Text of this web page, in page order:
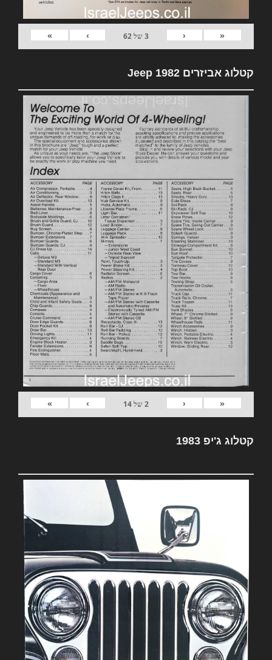
«
‹
3של62
›
»
קטלוג אביזרים 1982 Jeep
«
‹
2של14
›
»
קטלוג ג'יפ 1983